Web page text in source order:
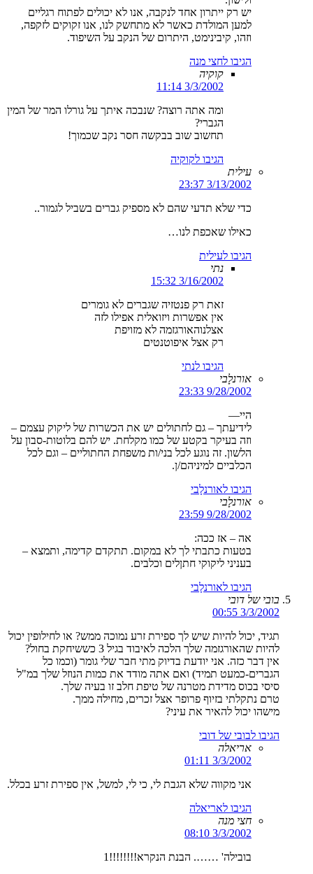
יש רק ייתרון אחד לנקבה, אנו לא יכולים לפתוח רגליים
למען המולדת כאשר לא מתחשק לנו, אנו זקוקים לזקפה,
וזהו, קיבינימט, היתרום של הנקב על השיפוד.
הגיבו לחצי מנה
קוקיה
3/3/2002 11:14
ומה אתה רוצה? שנבכה איתך על גורלו המר של המין
הגברי?
תחשוב שוב בבקשה חסר נקב שכמוך!
הגיבו לקוקיה
עילית
3/13/2002 23:37
כדי שלא תדעי שהם לא מספיק גברים בשביל לגמור..
כאילו שאכפת לנו…
הגיבו לעילית
נתי
3/16/2002 15:32
זאת רק פנטזיה שגברים לא גומרים
אין אפשרות ויזואלית אפילו לזה
אצלנוהאורגזמה לא מזויפת
רק אצל איפוטנטים
הגיבו לנתי
אורנלָבי
9/28/2002 23:33
היי—
לידיעתך – גם לחתולים יש את הכשרות של ליקוק עצמם –
וזה בעיקר בקטע של כמו מקלחת. יש להם בלוטות-סבון על
הלשון. זה נוגע לכל בני/ות משפחת החתוליים – וגם לכל
הכלביים למיניהם/ן.
הגיבו לאורנלָבי
אורנלָבי
9/28/2002 23:59
אה – אז ככה:
בטעות כתבתי לך לא במקום. תתקדם קדימה, ותמצא –
בעניני ליקוקי חתןלים וכלבים.
הגיבו לאורנלָבי
בובי של דובי
3/3/2002 00:55
תגיד, יכול להיות שיש לך ספירת זרע נמוכה ממש? או לחילופין יכול
להיות שהאורגזמה שלך הלכה לאיבוד בגיל 3 כששיחקת בחול?
אין דבר כזה. אני יודעת בדיוק מתי חבר שלי גומר (וכמו כל
הגברים-כמעט תמיד) ואם אתה מודד את כמות הנוזל שלך במ"ל
סיסי בכוס מדידת מטרנה של טיפת חלב זו בעיה שלך.
טרם נתקלתי בזיוף פרופר אצל זכרים, מחילה ממך.
מישהו יכול להאיר את עיני?
הגיבו לבובי של דובי
אריאלה
3/3/2002 01:11
אני מקווה שלא הגבת לי, כי לי, למשל, אין ספירת זרע בכלל.
הגיבו לאריאלה
חצי מנה
3/3/2002 08:10
בובילה' ……. הבנת הנקרא!!!!!!!!1